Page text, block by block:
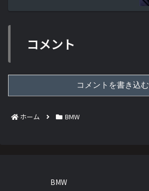
コメント
コメントを書き込む
ホーム BMW
BMW